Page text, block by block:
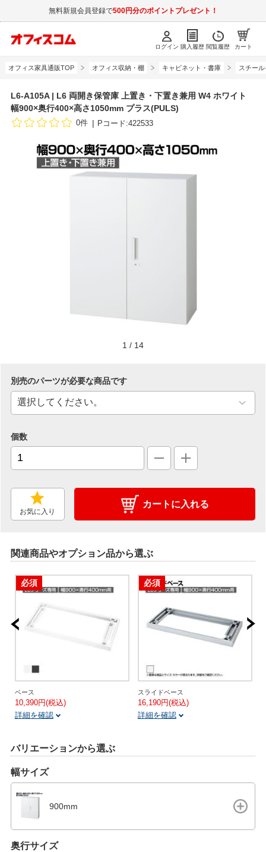
無料新規会員登録で500円分のポイントプレゼント！
ログイン 購入履歴 閲覧履歴 カート
オフィス家具通販TOP オフィス収納・棚 キャビネット・書庫 スチー
L6-A105A | L6 両開き保管庫 上置き・下置き兼用 W4 ホワイト
幅900×奥行400×高さ1050mm プラス(PULS)
0件 Pコード:422533
1 / 14
別売のパーツが必要な商品です
個数
お気に入り
カートに入れる
関連商品やオプション品から選ぶ
必須
ベース
10,390円(税込)
詳細を確認
必須
スライドベース
16,190円(税込)
詳細を確認
バリエーションから選ぶ
幅サイズ
900mm
奥行サイズ